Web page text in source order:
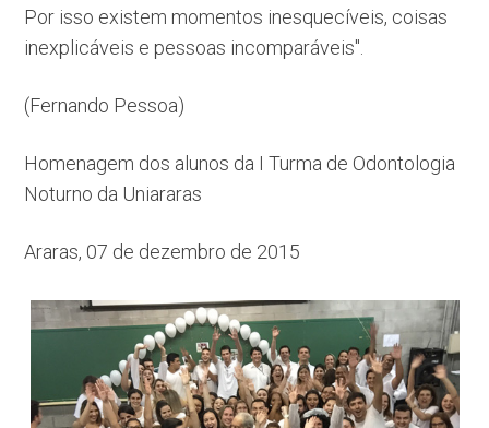
Por isso existem momentos inesquecíveis, coisas
inexplicáveis e pessoas incomparáveis".
(Fernando Pessoa)
Homenagem dos alunos da I Turma de Odontologia
Noturno da Uniararas
Araras, 07 de dezembro de 2015